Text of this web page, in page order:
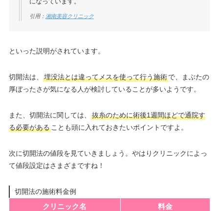
になっています。
引用： 湘南美容クリニック
といった説明がされています。
切開法は、 埋没法とは違ってメスを使って行う施術で、まぶたの
厚ぼったさが気になる人が検討していることが多いようです。
また、切開法に関しては、
抜糸のために術後1週間ほどで通院す
る必要があることも頭に入れておきたいポイントですよ。
次に切開法の値段を見ていきましょう。やはりクリニックによっ
て値段設定はさまざまですね！
切開法の施術料金例
クリニック名
料金